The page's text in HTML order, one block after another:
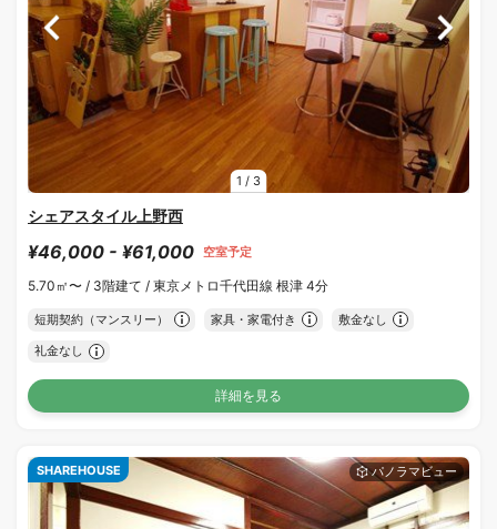
1 / 3
シェアスタイル上野西
¥46,000 - ¥61,000 空室予定
5.70㎡〜 / 3階建て / 東京メトロ千代田線 根津 4分
短期契約（マンスリー） 家具・家電付き 敷金なし
礼金なし
詳細を見る
SHAREHOUSE